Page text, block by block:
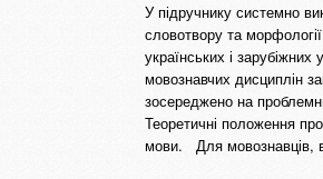
У підручнику системно
словотвору та
українських і
мовознавчих дисциплін
зосереджено на
Теоретичні положення
мови. Для мовознавців,